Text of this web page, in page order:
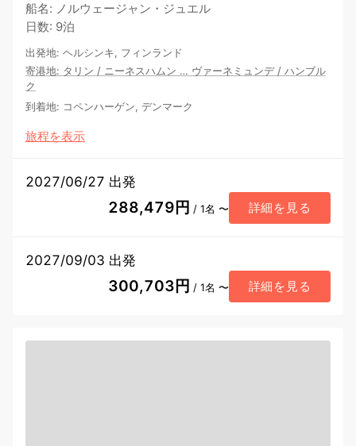
船名: ノルウェージャン・ジュエル
日数: 9泊
出発地: ヘルシンキ, フィンランド
寄港地: タリン / ニーネスハムン … ヴァーネミュンデ/ ハンブル
ク
到着地: コペンハーゲン, デンマーク
旅程を表示
2027/06/27 出発
288,479円 / 1名 〜 詳細を見る
2027/09/03 出発
300,703円 / 1名 〜 詳細を見る